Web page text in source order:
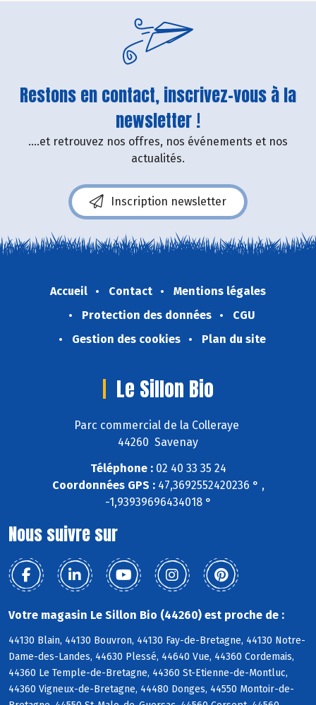
Restons en contact, inscrivez-vous à la
newsletter !
....et retrouvez nos offres, nos événements et nos
actualités.
Inscription newsletter
Accueil Contact
Mentions légales
Protection des données
CGU
Gestion des cookies
Plan du site
Le Sillon Bio
Parc commercial de la Colleraye
44260 Savenay
Téléphone :02 40 33 35 24
Coordonnées GPS :47,3692552420236 ° ,
-1,93939696434018 °
Nous suivre sur
Votre magasin Le Sillon Bio (44260) est proche de :
44130 Blain, 44130 Bouvron, 44130 Fay-de-Bretagne, 44130 Notre-
Dame-des-Landes, 44630 Plessé, 44640 Vue, 44360 Cordemais,
44360 Le Temple-de-Bretagne, 44360 St-Etienne-de-Montluc,
44360 Vigneux-de-Bretagne, 44480 Donges, 44550 Montoir-de-